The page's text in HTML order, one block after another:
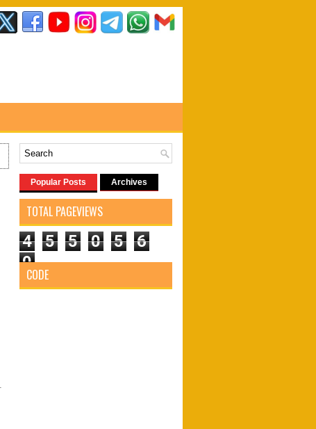
Popular Posts Archives
TOTAL PAGEVIEWS
4 5 5 0 5
6
0
CODE